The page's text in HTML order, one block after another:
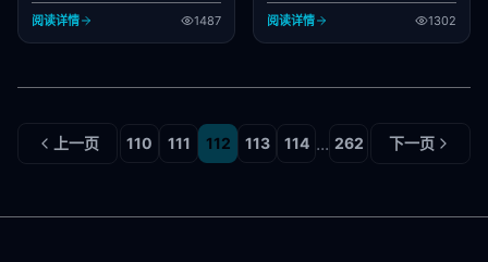
阅读详情 1487 阅读详情 1302
上一页 110 111 112 113 114 ... 262 下一页